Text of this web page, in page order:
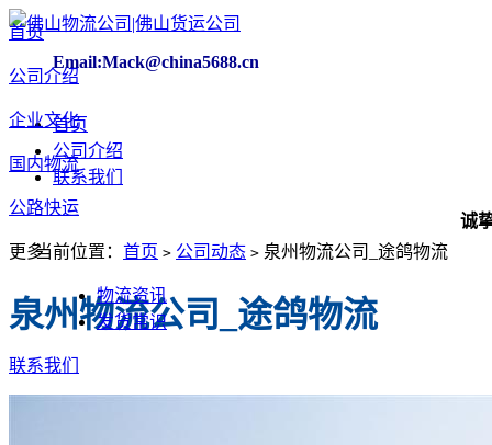
Email:Mack@china5688.cn
首页
公司介绍
联系我们
诚挚欢
首页
公司介绍
企业文化
国内物流
公路快运
更多
物流资讯
发货常识
联系我们
当前位置： 首页 > 公司动态 > ​泉州物流公司_途鸽物流
​泉州物流公司_途鸽物流